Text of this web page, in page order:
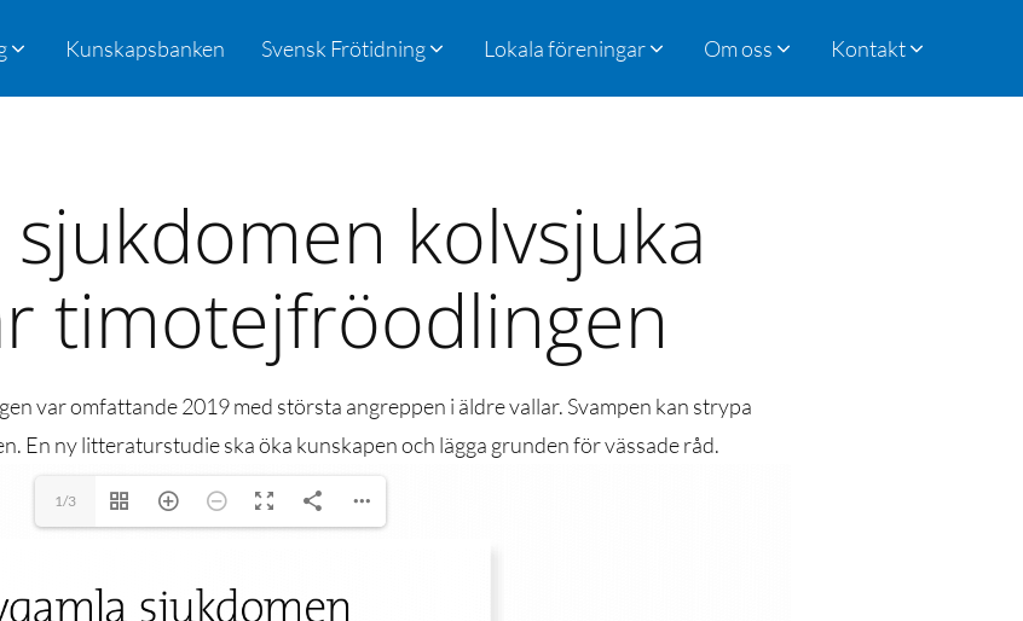
Kunskapsbanken Svensk Frötidning Lokala föreningar Om oss Kontakt
sjukdomen kolvsjuka
timotejfröodlingen
var omfattande 2019 med största angreppen i äldre vallar. Svampen kan strypa
En ny litteraturstudie ska öka kunskapen och lägga grunden för vässade råd.
1/3